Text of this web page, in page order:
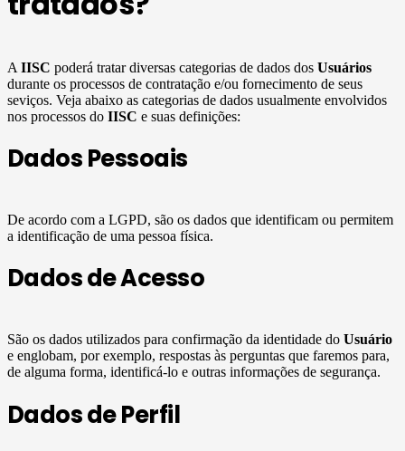
A IISC poderá tratar diversas categorias de dados dos Usuários
durante os processos de contratação e/ou fornecimento de seus
seviços. Veja abaixo as categorias de dados usualmente envolvidos
nos processos do IISC e suas definições:
Dados Pessoais
De acordo com a LGPD, são os dados que identificam ou permitem
a identificação de uma pessoa física.
Dados de Acesso
São os dados utilizados para confirmação da identidade do Usuário
e englobam, por exemplo, respostas às perguntas que faremos para,
de alguma forma, identificá-lo e outras informações de segurança.
Dados de Perfil